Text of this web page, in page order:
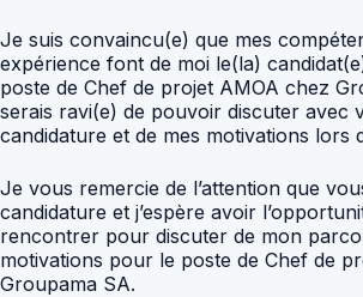
Je suis convaincu(e) que mes
expérience font de moi le(la)
poste de Chef de projet AMOA chez
serais ravi(e) de pouvoir discuter avec
candidature et de mes motivations lors
Je vous remercie de l’attention que
candidature et j’espère avoir
rencontrer pour discuter de mon
motivations pour le poste de Chef de
Groupama SA.